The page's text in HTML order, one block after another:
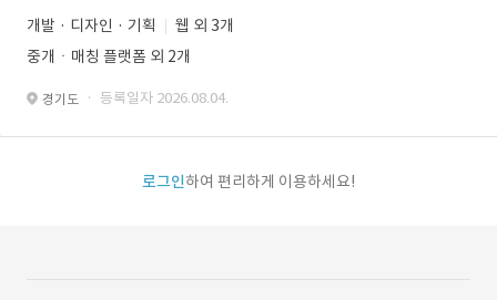
개발 · 디자인 · 기획
웹 외 3개
중개ㆍ매칭 플랫폼 외 2개
경기도 · 등록일자 2026.08.04.
로그인하여 편리하게 이용하세요!